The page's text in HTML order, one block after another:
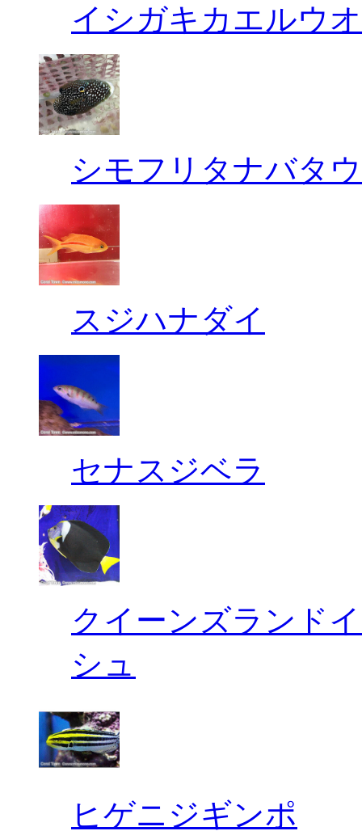
イシガキカエルウオ
シモフリタナバタ
スジハナダイ
セナスジベラ
クイーンズランド
シュ
ヒゲニジギンポ